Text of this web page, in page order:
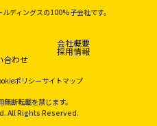
ディングスの100%子会社です。
会社概要
採用情報
合わせ
ポリシーサイトマップ
断転載を禁じます。
All Rights Reserved.